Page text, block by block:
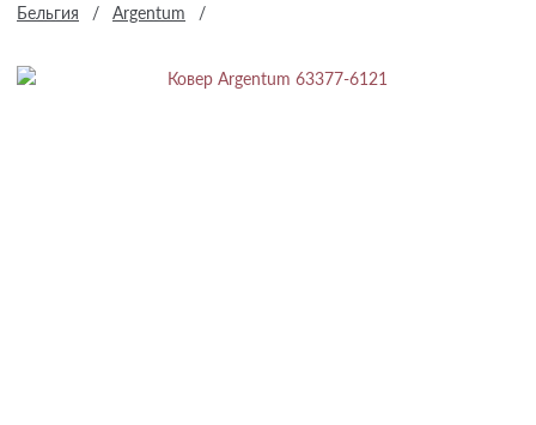
Бельгия / Argentum /